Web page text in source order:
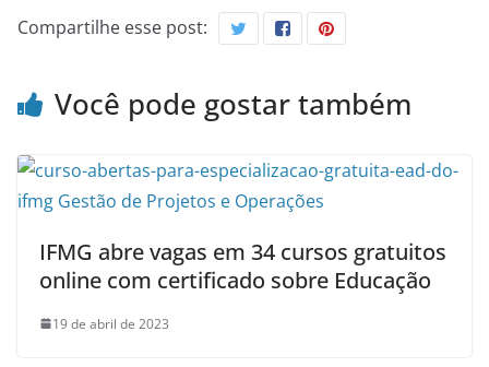
Compartilhe esse post:
Você pode gostar também
IFMG abre vagas em 34 cursos gratuitos
online com certificado sobre Educação
19 de abril de 2023